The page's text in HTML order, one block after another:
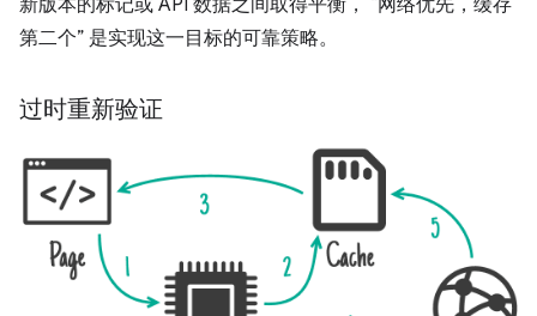
新版本的标记或 API 数据之间取得平衡， “网络优先，缓存
第二个” 是实现这一目标的可靠策略。
过时重新验证